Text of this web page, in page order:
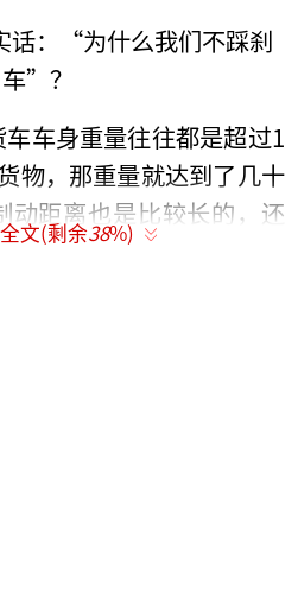
车身重量往往都是超过1
物，那重量就达到了几十
动距离也是比较长的，还
时候，还是存在不小的盲
文(剩余38%)